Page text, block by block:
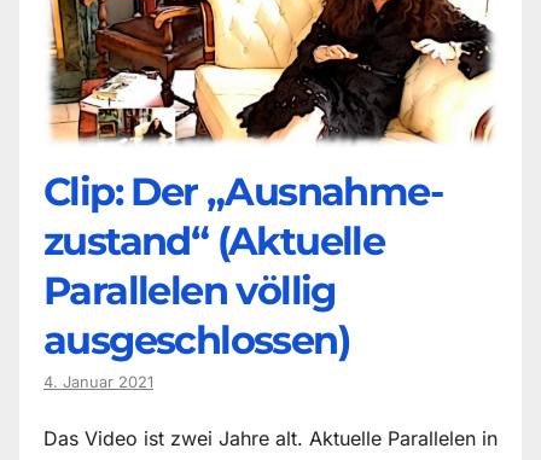
Clip: Der „Ausnahme-
zustand“ (Aktuelle
Parallelen völlig
ausgeschlossen)
4. Januar 2021
Das Video ist zwei Jahre alt. Aktuelle Parallelen in